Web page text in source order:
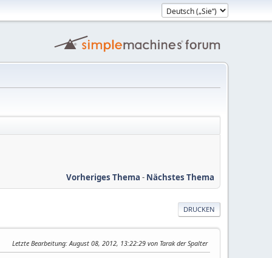
Vorheriges Thema - Nächstes Thema
DRUCKEN
Letzte Bearbeitung: August 08, 2012, 13:22:29 von Tarak der Spalter